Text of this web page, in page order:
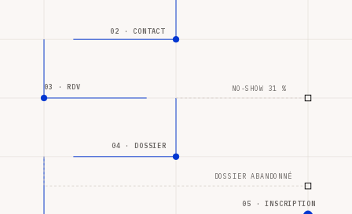
02 · CONTACT
03 · RDV
04 · DOSSIER
05 · INSCRIPTION
NO-SHOW 31 %
DOSSIER ABANDONNÉ